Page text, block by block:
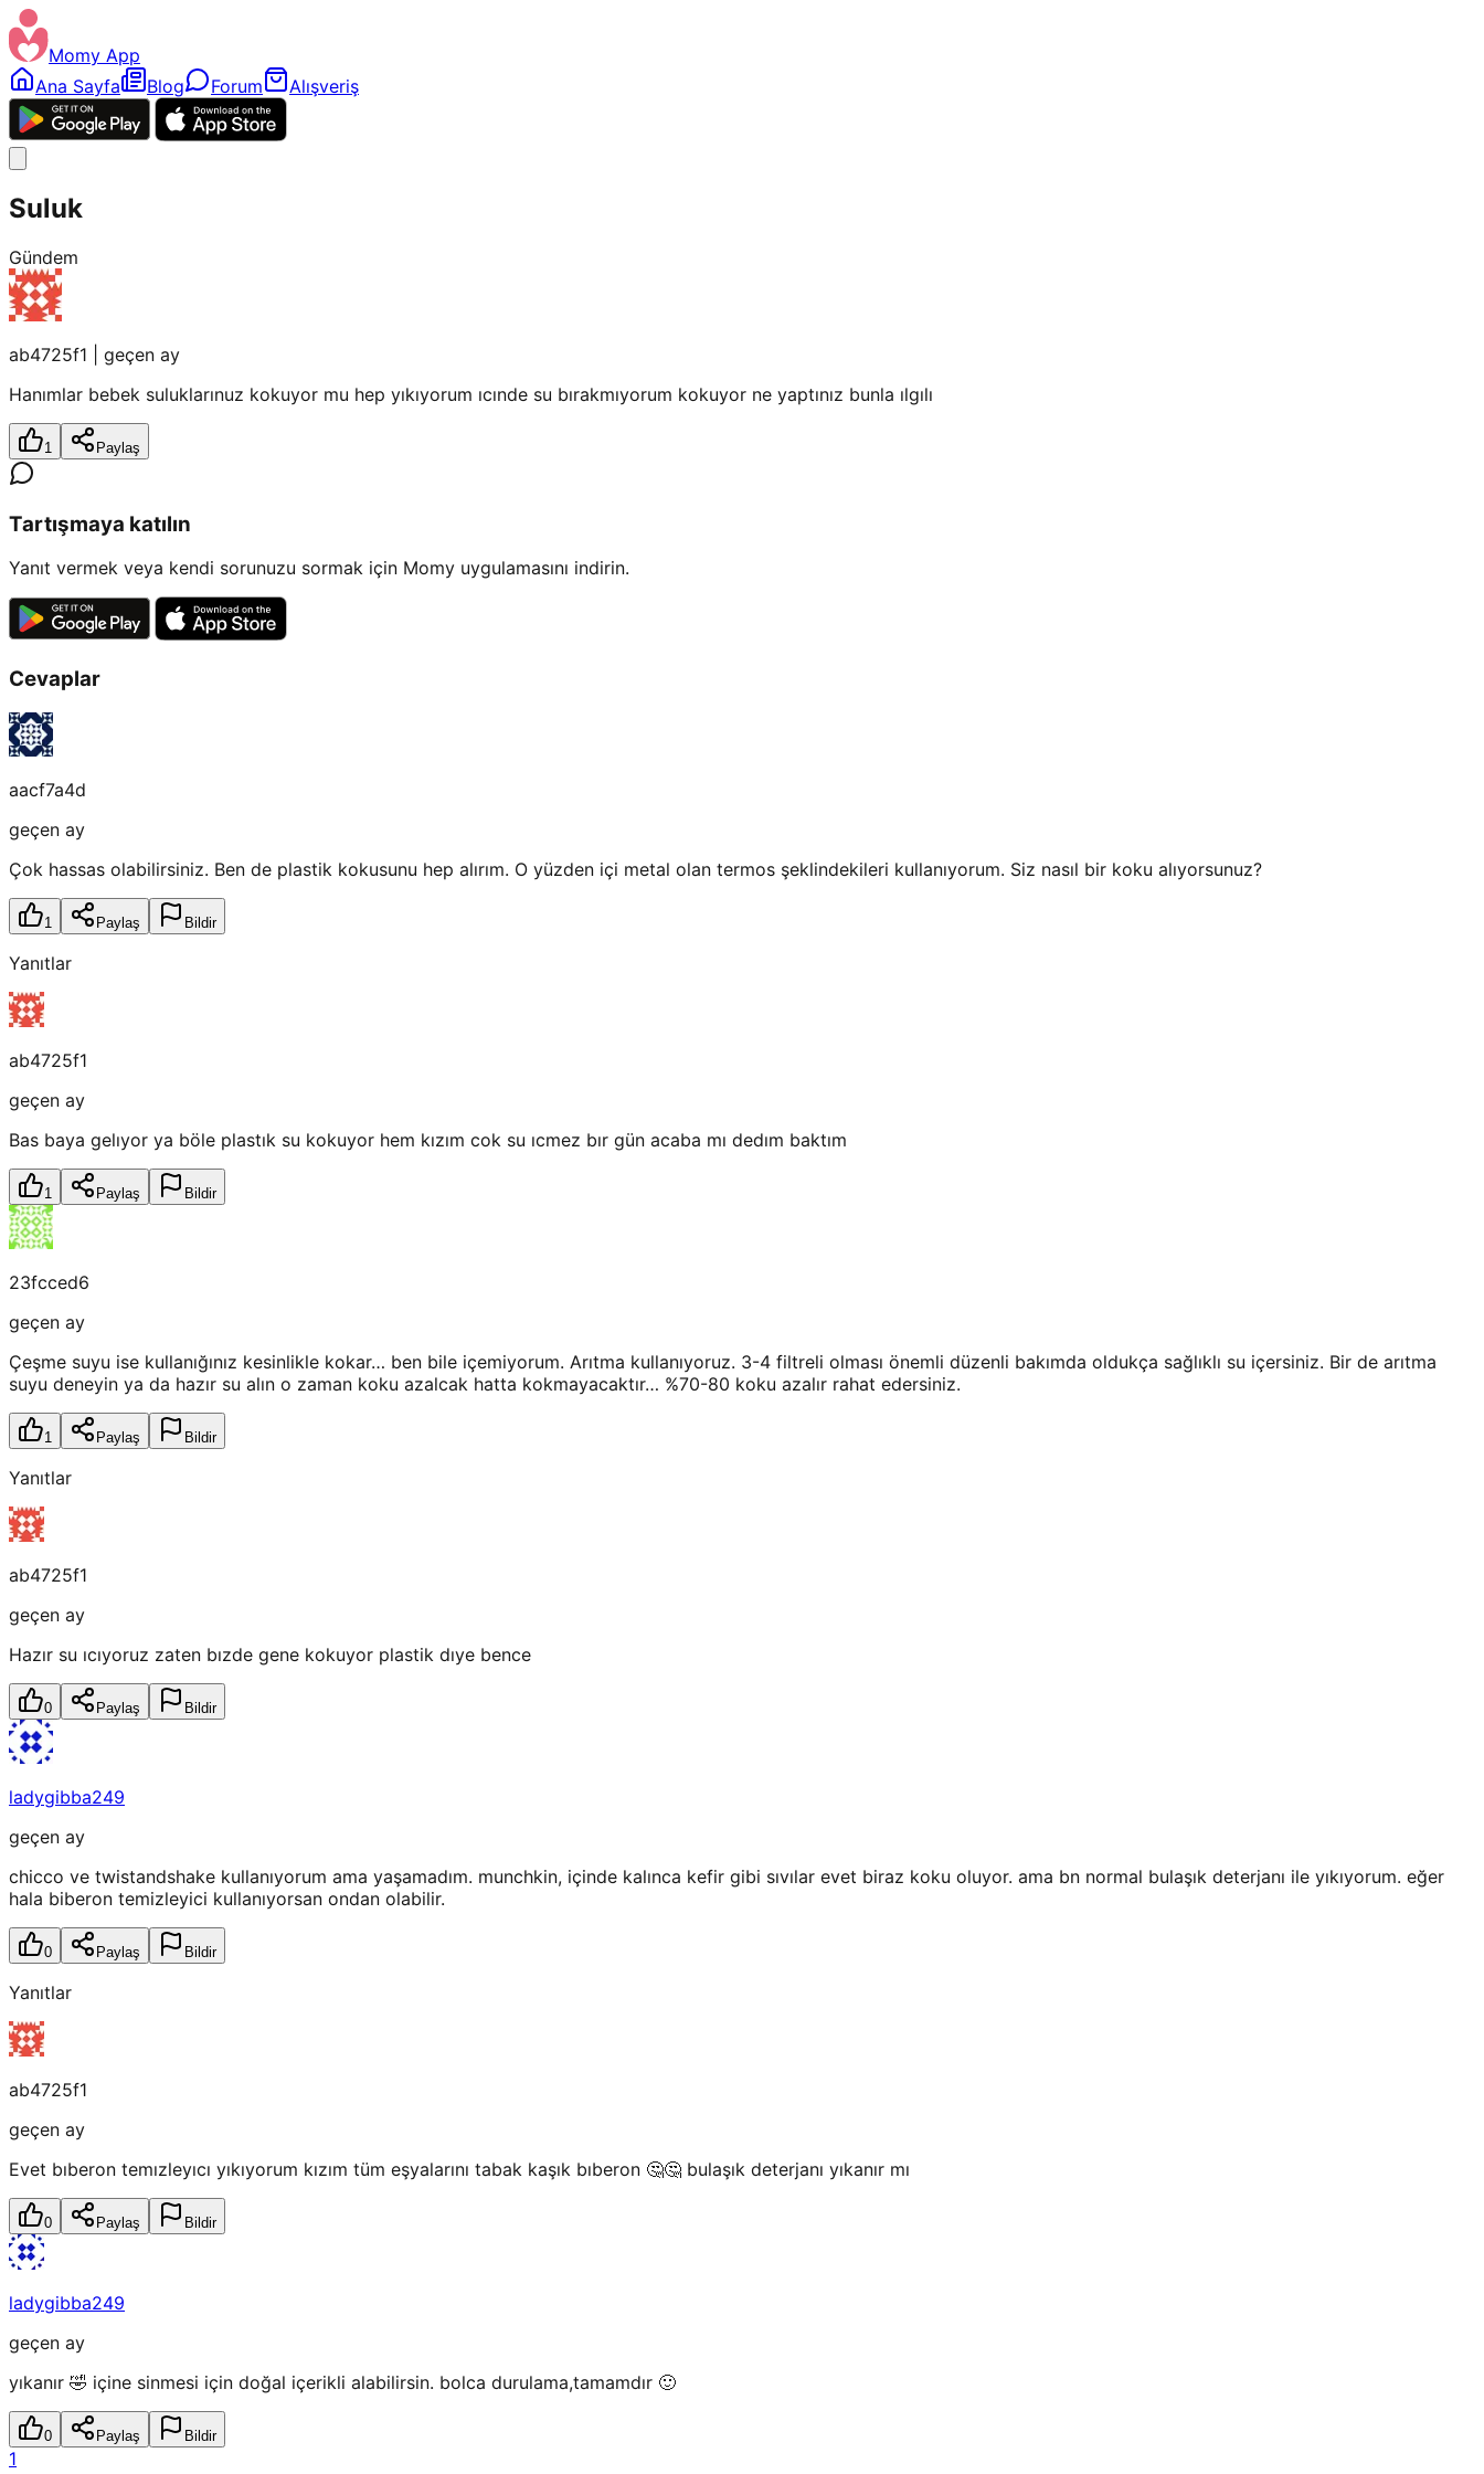
Momy App
Ana Sayfa
Blog Forum Alışveriş
Suluk
Gündem
ab4725f1
geçen ay
Hanımlar bebek suluklarınuz kokuyor mu hep yıkıyorum ıcınde su bırakmıyorum kokuyor ne yaptınız bunla ılgılı
1 Paylaş
Tartışmaya katılın
Yanıt vermek veya kendi sorunuzu sormak için Momy uygulamasını indirin.
Cevaplar
aacf7a4d
geçen ay
Çok hassas olabilirsiniz. Ben de plastik kokusunu hep alırım. O yüzden içi metal olan termos şeklindekileri kullanıyorum. Siz nasıl bir koku alıyorsunuz?
1 Paylaş Bildir
Yanıtlar
ab4725f1
geçen ay
Bas baya gelıyor ya böle plastık su kokuyor hem kızım cok su ıcmez bır gün acaba mı dedım baktım
1 Paylaş Bildir
23fcced6
geçen ay
Çeşme suyu ise kullanığınız kesinlikle kokar… ben bile içemiyorum. Arıtma kullanıyoruz. 3-4 filtreli olması önemli düzenli bakımda oldukça sağlıklı su içersiniz. Bir de arıtma
suyu deneyin ya da hazır su alın o zaman koku azalcak hatta kokmayacaktır… %70-80 koku azalır rahat edersiniz.
1 Paylaş Bildir
Yanıtlar
ab4725f1
geçen ay
Hazır su ıcıyoruz zaten bızde gene kokuyor plastik dıye bence
0 Paylaş Bildir
ladygibba249
geçen ay
chicco ve twistandshake kullanıyorum ama yaşamadım. munchkin, içinde kalınca kefir gibi sıvılar evet biraz koku oluyor. ama bn normal bulaşık deterjanı ile yıkıyorum. eğer
hala biberon temizleyici kullanıyorsan ondan olabilir.
0 Paylaş Bildir
Yanıtlar
ab4725f1
geçen ay
Evet bıberon temızleyıcı yıkıyorum kızım tüm eşyalarını tabak kaşık bıberon 🤔🤔 bulaşık deterjanı yıkanır mı
0 Paylaş Bildir
ladygibba249
geçen ay
yıkanır 🤣 içine sinmesi için doğal içerikli alabilirsin. bolca durulama,tamamdır 🙂
0 Paylaş Bildir
1